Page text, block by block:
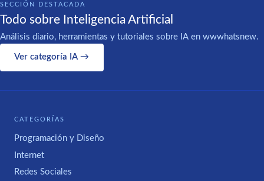
SECCIÓN DESTACADA
Todo sobre Inteligencia Artificial
Análisis diario, herramientas y tutoriales sobre IA en wwwhatsnew.
Ver categoría IA →
CATEGORÍAS
Programación y Diseño
Internet
Redes Sociales